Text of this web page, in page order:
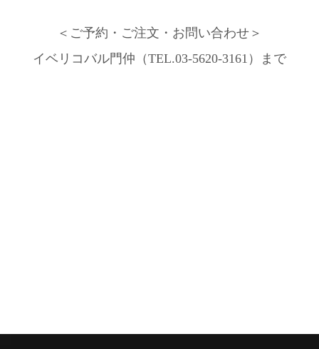
＜ご予約・ご注文・お問い合わせ＞
イベリコバル門仲（TEL.03-5620-3161）まで